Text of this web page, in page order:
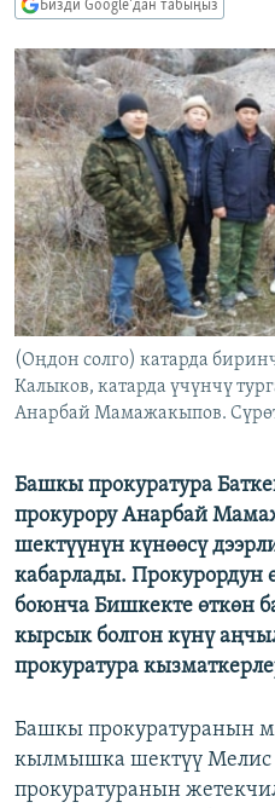
БИЗ ЖАНА ДҮЙНӨ
ДАНИСТЕ
ЭЖЕ-СИҢДИЛЕР
АЗАТТЫК+
ЫҢГАЙСЫЗ СУРООЛОР
ОНЛАЙН ШЕРИНЕ
ЭЕ/АРнун бардык
Бизди Google'дан табыңыз
(Оңдон солго) катарда
Калыков, катарда үчүнчү
Анарбай Мамажакыпов.
Башкы прокуратура
прокурору Анарбай
шектүүнүн күнөөсү
кабарлады.
боюнча Бишкекте өткөн
кырсык болгон күнү
прокуратура
Башкы прокуратуранын
кылмышка шектүү Мелис
прокуратуранын